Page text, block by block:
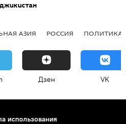
АЗИЯ РОССИЯ ПОЛИТИКА
Дзен VK
использования